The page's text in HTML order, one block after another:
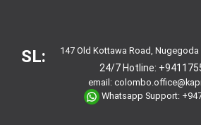
SL: 147 Old Kottawa Road, Nugegoda
24/7 Hotline:
email:
Whatsapp Support: